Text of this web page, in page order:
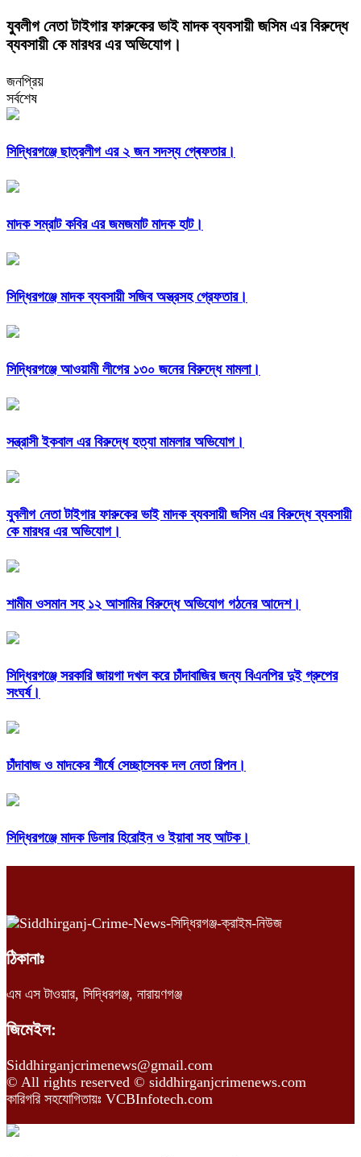
যুবলীগ নেতা টাইগার ফারুকের ভাই মাদক ব্যবসায়ী জসিম এর বিরুদ্ধে
ব্যবসায়ী কে মারধর এর অভিযোগ।
জনপ্রিয়
সর্বশেষ
সিদ্ধিরগঞ্জে ছাত্রলীগ এর ২ জন সদস্য গ্ৰেফতার।
মাদক সম্রাট কবির এর জমজমাট মাদক হাট।
সিদ্ধিরগঞ্জে মাদক ব্যবসায়ী সজিব অস্ত্রসহ গ্রেফতার।
সিদ্ধিরগঞ্জে আওয়ামী লীগের ১৩০ জনের বিরুদ্ধে মামলা।
সন্ত্রাসী ইকবাল এর বিরুদ্ধে হত্যা মামলার অভিযোগ।
যুবলীগ নেতা টাইগার ফারুকের ভাই মাদক ব্যবসায়ী জসিম এর বিরুদ্ধে ব্যবসায়ী
কে মারধর এর অভিযোগ।
শামীম ওসমান সহ ১২ আসামির বিরুদ্ধে অভিযোগ গঠনের আদেশ।
সিদ্ধিরগঞ্জে সরকারি জায়গা দখল করে চাঁদাবাজির জন্য বিএনপির দুই গ্রুপের
সংঘর্ষ।
চাঁদাবাজ ও মাদকের শীর্ষে সেচ্ছাসেবক দল নেতা রিপন।
সিদ্ধিরগঞ্জে মাদক ডিলার হিরোইন ও ইয়াবা সহ আটক।
ঠিকানাঃ
এম এস টাওয়ার, সিদ্ধিরগঞ্জ, নারায়ণগঞ্জ
জিমেইল:
Siddhirganjcrimenews@gmail.com
© All rights reserved © siddhirganjcrimenews.com
কারিগরি সহযোগিতায়ঃ VCBInfotech.com